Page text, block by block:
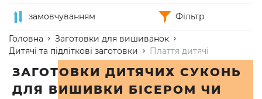
замовчуванням Фільтр
Головна
Заготовки для вишиванок
Дитячі та підліткові заготовки
Плаття дитячі
ЗАГОТОВКИ ДИТЯЧИХ СУКОНЬ
ДЛЯ ВИШИВКИ БІСЕРОМ ЧИ